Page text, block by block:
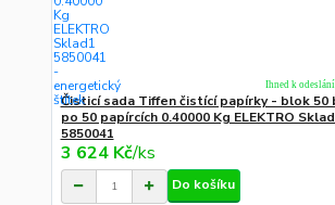
Čisticí sada Tiffen čistící papírky - blok 50
po 50 papírcích 0.40000 Kg ELEKTRO
5850041
3 624 Kč/ks
Ihned k
Do košíku